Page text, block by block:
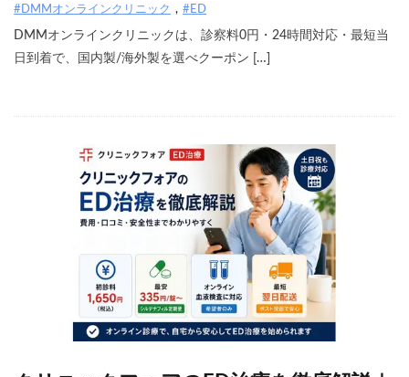
#DMMオンラインクリニック #ED
DMMオンラインクリニックは、診察料0円・24時間対応・最短当
日到着で、国内製/海外製を選べクーポン […]